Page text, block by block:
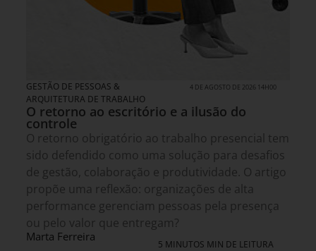
GESTÃO DE PESSOAS &
ARQUITETURA DE TRABALHO
4 DE AGOSTO DE 2026 14H00
O retorno ao escritório e a ilusão do
controle
O retorno obrigatório ao trabalho presencial tem
sido defendido como uma solução para desafios
de gestão, colaboração e produtividade. O artigo
propõe uma reflexão: organizações de alta
performance gerenciam pessoas pela presença
ou pelo valor que entregam?
Marta Ferreira
5 MINUTOS MIN DE LEITURA